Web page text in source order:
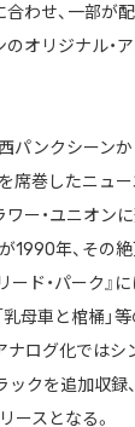
合わせ、一部が
のオリジナル・
パンクシーン
席巻したニュー
ワー・ユニオン
1990年、その
ド・パーク』に
乳母車と棺桶
ナログ化では
クを追加収録
ースとなる。